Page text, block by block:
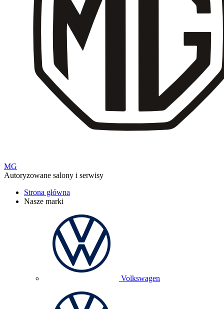
MG
Autoryzowane salony i serwisy
Strona główna
Nasze marki
Volkswagen